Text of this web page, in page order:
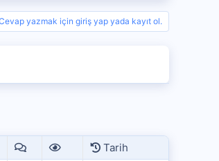
yazmak için giriş yap yada kayıt ol.
Tarih